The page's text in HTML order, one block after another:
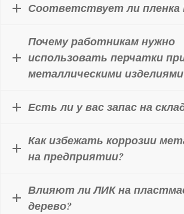
Соответствует ли пленка
Почему работникам нужно
использовать перчатки
металлическими
Есть ли у вас запас на
Как избежать коррозии
на предприятии?
Влияют ли ЛИК на
дерево?